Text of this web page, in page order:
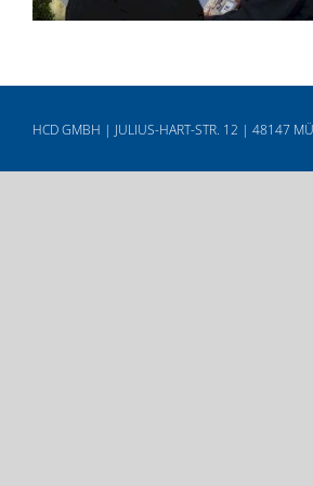
HCD GMBH | JULIUS-HART-STR. 12 | 48147